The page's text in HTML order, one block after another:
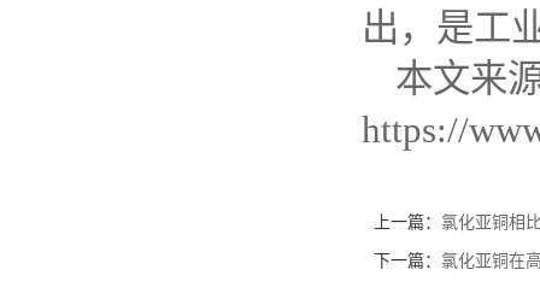
出，是工
本文来
https://
上一篇： 氯化亚铜相
下一篇： 氯化亚铜在